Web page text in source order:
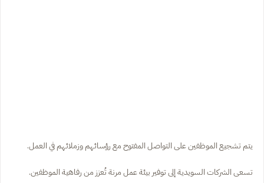
يتم تشجيع الموظفين على التواصل المفتوح مع رؤسائهم وزملائهم في العمل.
تسعى الشركات السويدية إلى توفير بيئة عمل مرنة تُعزز من رفاهية الموظفين.